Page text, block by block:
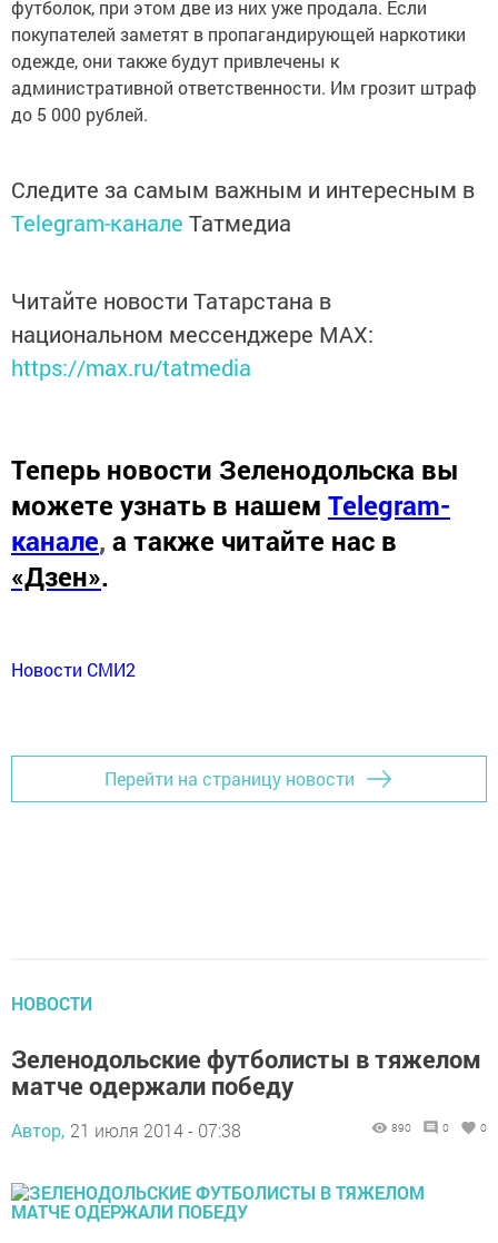
футболок, при этом две из них уже продала. Если
покупателей заметят в пропагандирующей наркотики
одежде, они также будут привлечены к
административной ответственности. Им грозит штраф
до 5 000 рублей.
Следите за самым важным и интересным в
Telegram-канале Татмедиа
Читайте новости Татарстана в
национальном мессенджере MАХ:
https://max.ru/tatmedia
Теперь новости Зеленодольска вы
можете узнать в нашем Telegram-
канале, а также читайте нас в
«Дзен».
Новости СМИ2
Перейти на страницу новости
НОВОСТИ
Зеленодольские футболисты в тяжелом
матче одержали победу
Автор, 21 июля 2014 - 07:38 890 0 0